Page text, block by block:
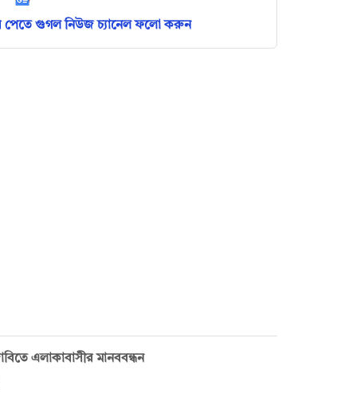
পেতে গুগল নিউজ চ্যানেল ফলো করুন
এলাকাবাসীর মানববন্ধন